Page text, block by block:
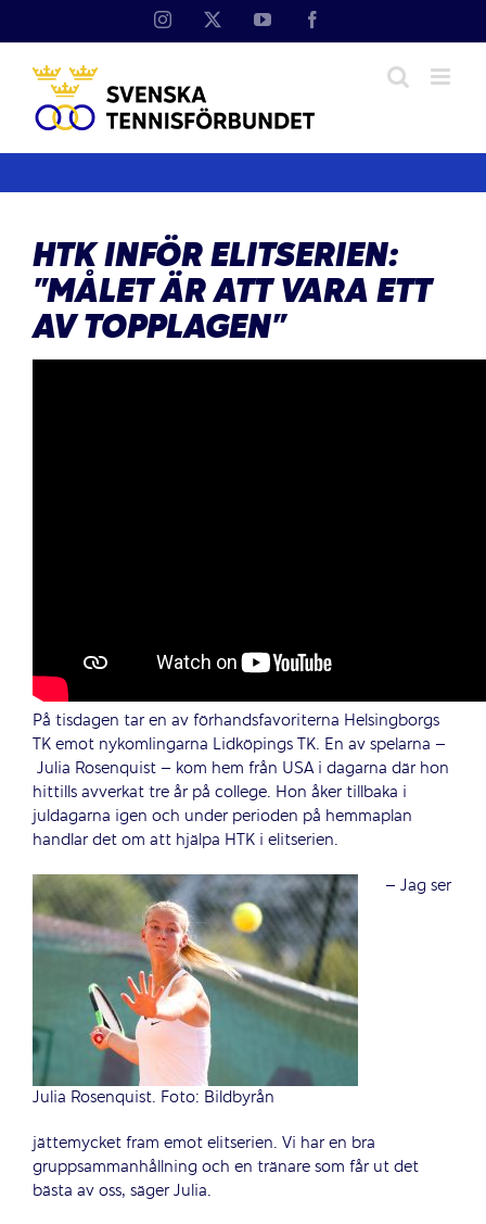
Instagram YouTube
HTK INFÖR ELITSERIEN:
”MÅLET ÄR ATT VARA ETT
AV TOPPLAGEN”
På tisdagen tar en av förhandsfavoriterna Helsingborgs
TK emot nykomlingarna Lidköpings TK. En av spelarna –
Julia Rosenquist – kom hem från USA i dagarna där hon
hittills avverkat tre år på college. Hon åker tillbaka i
juldagarna igen och under perioden på hemmaplan
handlar det om att hjälpa HTK i elitserien.
Julia Rosenquist. Foto: Bildbyrån
– Jag ser
jättemycket fram emot elitserien. Vi har en bra
gruppsammanhållning och en tränare som får ut det
bästa av oss, säger Julia.